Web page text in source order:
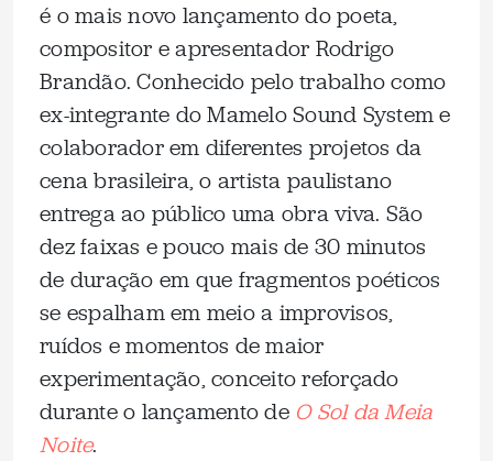
é o mais novo lançamento do poeta,
compositor e apresentador Rodrigo
Brandão. Conhecido pelo trabalho como
ex-integrante do Mamelo Sound System e
colaborador em diferentes projetos da
cena brasileira, o artista paulistano
entrega ao público uma obra viva. São
dez faixas e pouco mais de 30 minutos
de duração em que fragmentos poéticos
se espalham em meio a improvisos,
ruídos e momentos de maior
experimentação, conceito reforçado
durante o lançamento de O Sol da Meia
Noite.